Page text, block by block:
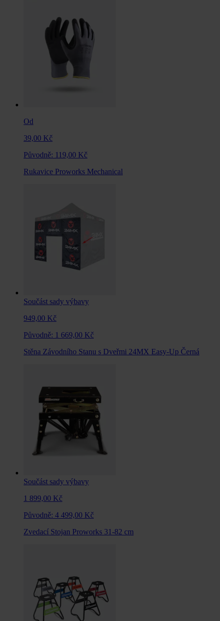
Od
39,00 Kč
Původně: 119,00 Kč
Rukavice Proworks Mechanical
Součást sady výbavy
949,00 Kč
Původně: 1 669,00 Kč
Stěna Závodního Stanu s Dveřmi 24MX Easy-Up Černá
Součást sady výbavy
1 899,00 Kč
Původně: 4 499,00 Kč
Zvedací Stojan Proworks 31-82 cm